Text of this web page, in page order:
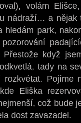
volám
nádraží… a nějak
hledám park,
když
tady na
Pojíme
Eliška
což bude
dost zavazadel.